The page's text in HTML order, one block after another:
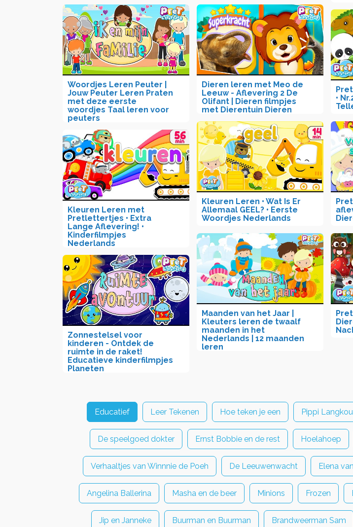
Woordjes Leren Peuter |
Jouw Peuter Leren Praten
met deze eerste
woordjes Taal leren voor
peuters
Dieren leren met Meo de
Leeuw - Aflevering 2 De
Olifant | Dieren filmpjes
met Dierentuin Dieren
•
Kleuren Leren • Wat Is Er
Allemaal GEEL? • Eerste
Woordjes Nederlands
Kleuren Leren met
Pretlettertjes • Extra
Lange Aflevering! •
Kinderfilmpjes
Nederlands
Maanden van het Jaar |
Kleuters leren de twaalf
maanden in het
Nederlands | 12 maanden
leren
Zonnestelsel voor
kinderen - Ontdek de
ruimte in de raket!
Educatieve kinderfilmpjes
Planeten
Educatief Leer Tekenen Hoe teken je een Pippi
De speelgoed dokter Ernst Bobbie en de rest Hoelahoep
Verhaaltjes van Winnnie de Poeh De Leeuwenwacht Elena
Angelina Ballerina Masha en de beer Minions Frozen
Jip en Janneke Buurman en Buurman Brandweerman Sam